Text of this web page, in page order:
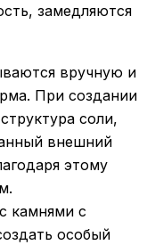
замедляются
вручную и
При создании
соли,
внешний
этому
камнями с
особый